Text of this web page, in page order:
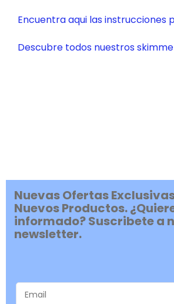
Encuentra aqui las instrucciones
Descubre todos nuestros
Nuevas Ofertas
Nuevos Productos.
informado? Suscribete a
newsletter.